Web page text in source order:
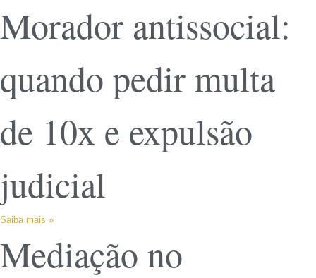
Morador antissocial:
quando pedir multa
de 10x e expulsão
judicial
Saiba mais »
Mediação no